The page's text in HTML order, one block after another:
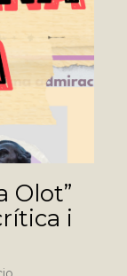
Olot”
i